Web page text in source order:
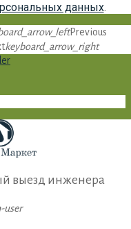
данных.
Previous
keyboard_arrow_right
выезд инженера
user